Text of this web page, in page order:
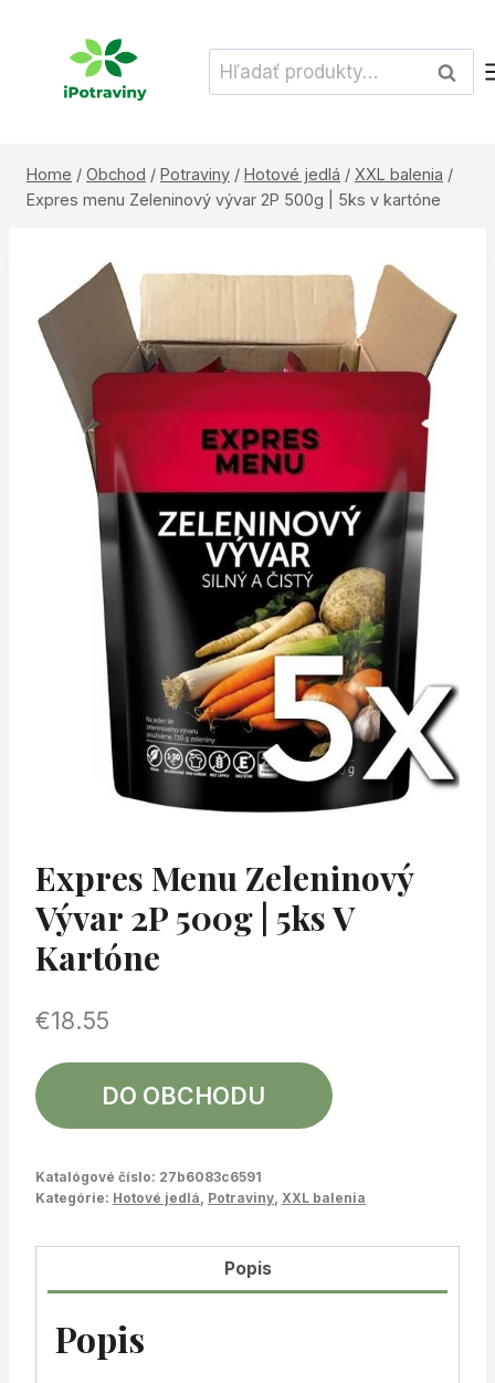
Hľadať:
Home / Obchod / Potraviny / Hotové jedlá / XXL balenia /
Expres menu Zeleninový vývar 2P 500g | 5ks v kartóne
Expres Menu Zeleninový
Vývar 2P 500g | 5ks V
Kartóne
€18.55
DO OBCHODU
Katalógové číslo: 27b6083c6591
Kategórie: Hotové jedlá Potraviny XXL balenia
Popis
Popis